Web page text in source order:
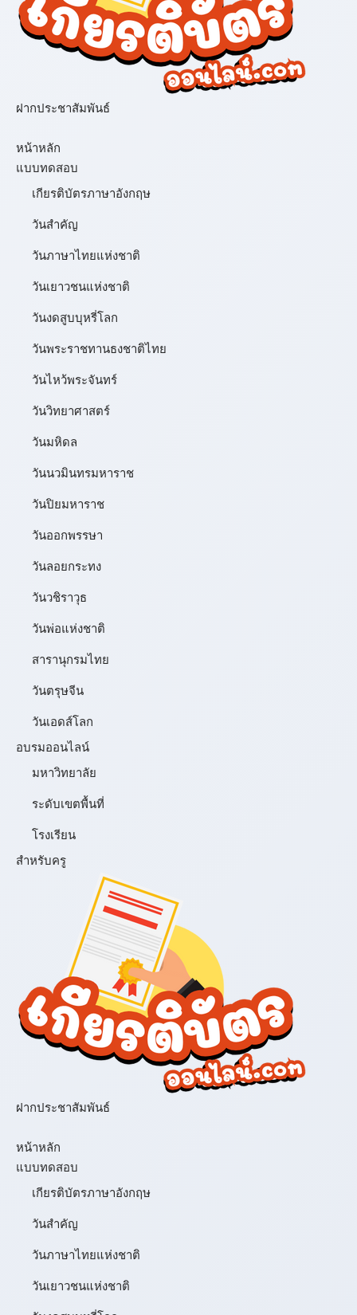
ฝากประชาสัมพันธ์
หน้าหลัก
แบบทดสอบ
เกียรติบัตรภาษาอังกฤษ
วันสำคัญ
วันภาษาไทยแห่งชาติ
วันเยาวชนแห่งชาติ
วันงดสูบบุหรี่โลก
วันพระราชทานธงชาติไทย
วันไหว้พระจันทร์​
วันวิทยาศาสตร์
วันมหิดล
วันนวมินทรมหาราช
วันปิยมหาราช
วันออกพรรษา
วันลอยกระทง
วันวชิราวุธ
วันพ่อแห่งชาติ
สารานุกรมไทย
วันตรุษจีน
วันเอดส์โลก
อบรมออนไลน์
มหาวิทยาลัย
ระดับเขตพื้นที่
โรงเรียน
สำหรับครู
ฝากประชาสัมพันธ์
หน้าหลัก
แบบทดสอบ
เกียรติบัตรภาษาอังกฤษ
วันสำคัญ
วันภาษาไทยแห่งชาติ
วันเยาวชนแห่งชาติ